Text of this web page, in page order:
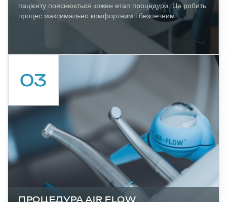
пацієнту пояснюється кожен етап процедури. Це робить
процес максимально комфортним і безпечним.
ПРОЦЕДУРА AIR FLOW